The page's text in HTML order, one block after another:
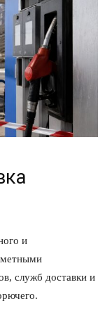
и
служб доставки и